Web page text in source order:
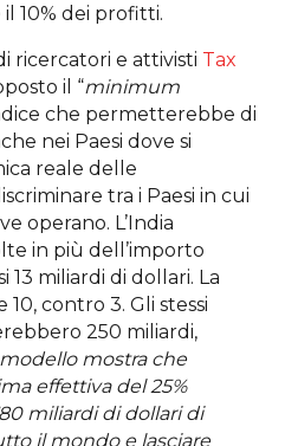
10% dei profitti.
ricercatori e attivisti Tax
il “minimum
che permetterebbe di
nei Paesi dove si
reale delle
tra i Paesi in cui
operano. L’India
in più dell’importo
13 miliardi di dollari. La
10, contro 3. Gli stessi
250 miliardi,
mostra che
effettiva del 25%
miliardi di dollari di
il mondo e lasciare